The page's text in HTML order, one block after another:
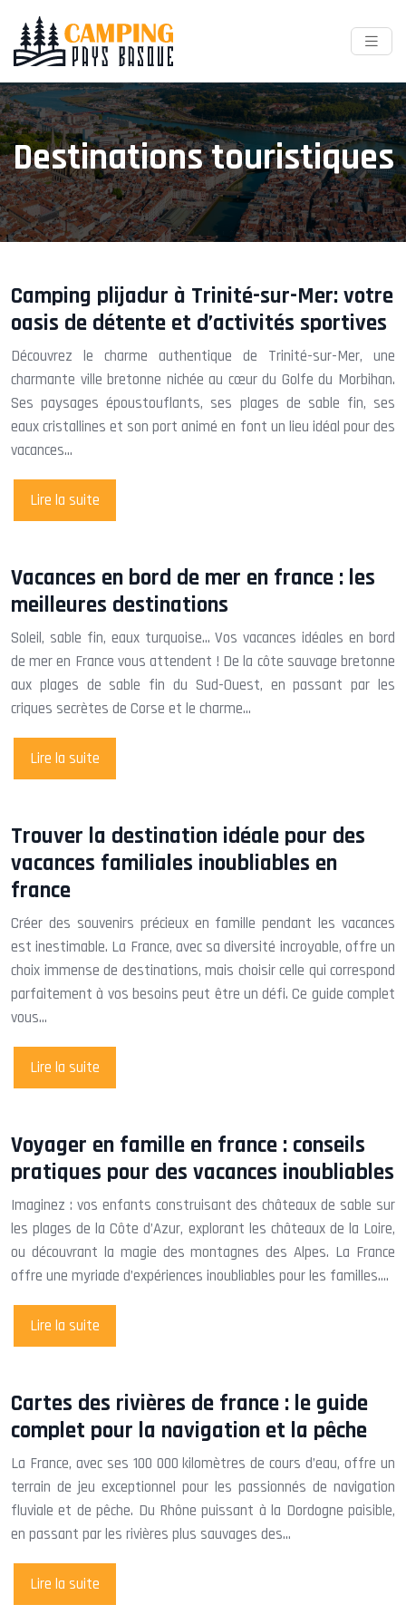
Destinations touristiques
Camping plijadur à Trinité-sur-Mer: votre
oasis de détente et d’activités sportives
Découvrez le charme authentique de Trinité-sur-Mer, une
charmante ville bretonne nichée au cœur du Golfe du Morbihan.
Ses paysages époustouflants, ses plages de sable fin, ses
eaux cristallines et son port animé en font un lieu idéal pour des
vacances…
Lire la suite
Vacances en bord de mer en france : les
meilleures destinations
Soleil, sable fin, eaux turquoise… Vos vacances idéales en bord
de mer en France vous attendent ! De la côte sauvage bretonne
aux plages de sable fin du Sud-Ouest, en passant par les
criques secrètes de Corse et le charme…
Lire la suite
Trouver la destination idéale pour des
vacances familiales inoubliables en
france
Créer des souvenirs précieux en famille pendant les vacances
est inestimable. La France, avec sa diversité incroyable, offre un
choix immense de destinations, mais choisir celle qui correspond
parfaitement à vos besoins peut être un défi. Ce guide complet
vous…
Lire la suite
Voyager en famille en france : conseils
pratiques pour des vacances inoubliables
Imaginez : vos enfants construisant des châteaux de sable sur
les plages de la Côte d’Azur, explorant les châteaux de la Loire,
ou découvrant la magie des montagnes des Alpes. La France
offre une myriade d’expériences inoubliables pour les familles….
Lire la suite
Cartes des rivières de france : le guide
complet pour la navigation et la pêche
La France, avec ses 100 000 kilomètres de cours d’eau, offre un
terrain de jeu exceptionnel pour les passionnés de navigation
fluviale et de pêche. Du Rhône puissant à la Dordogne paisible,
en passant par les rivières plus sauvages des…
Lire la suite